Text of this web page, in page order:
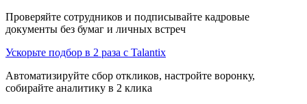
Проверяйте сотрудников и подписывайте кадровые
документы без бумаг и личных встреч
Ускорьте подбор в 2 раза с Talantix
Автоматизируйте сбор откликов, настройте воронку,
собирайте аналитику в 2 клика